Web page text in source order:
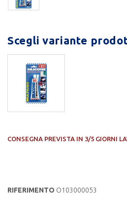
Scegli variante
CONSEGNA PREVISTA IN 3/5 GIORNI
RIFERIMENTO O103000053